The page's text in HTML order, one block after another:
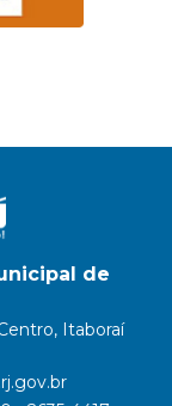
de
Itaboraí